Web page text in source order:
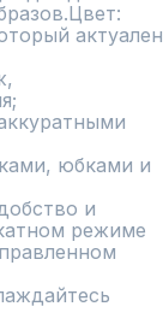
актуален
юбками и
и
режиме